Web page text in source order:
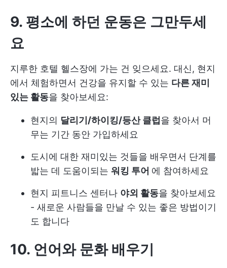
9. 평소에 하던 운동은 그만두세
요
지루한 호텔 헬스장에 가는 건 잊으세요. 대신, 현지
에서 체험하면서 건강을 유지할 수 있는 다른 재미
있는 활동을 찾아보세요:
현지의 달리기/하이킹/등산 클럽을 찾아서 머
무는 기간 동안 가입하세요
도시에 대한 재미있는 것들을 배우면서 단계를
밟는 데 도움이되는 워킹 투어 에 참여하세요
현지 피트니스 센터나 야외 활동을 찾아보세요
- 새로운 사람들을 만날 수 있는 좋은 방법이기
도 합니다
10. 언어와 문화 배우기